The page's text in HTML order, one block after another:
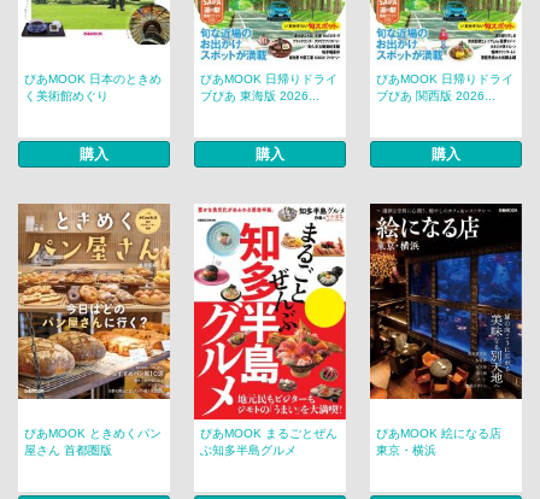
ぴあMOOK 日本のときめ
く美術館めぐり
購入
ぴあMOOK 日帰りドライ
ブぴあ 東海版 2026...
購入
ぴあMOOK 日帰りドライ
ブぴあ 関西版 2026...
購入
ぴあMOOK ときめくパン
屋さん 首都圏版
ぴあMOOK まるごとぜん
ぶ知多半島グルメ
ぴあMOOK 絵になる店
東京・横浜